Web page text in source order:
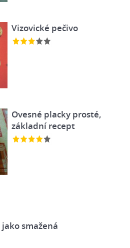
Vizovické pečivo
Ovesné placky prosté,
základní recept
smažená